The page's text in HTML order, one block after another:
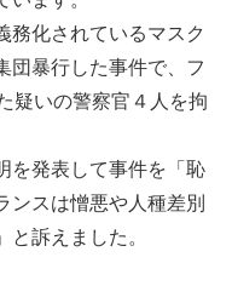
務化されているマスク
団暴行した事件で、フ
疑いの警察官４人を拘
を発表して事件を「恥
ンスは憎悪や人種差別
訴えました。